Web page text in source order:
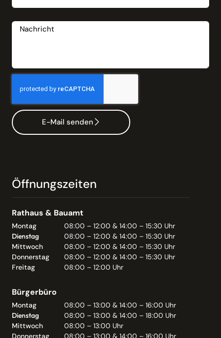
E-Mail senden
Öffnungszeiten
Rathaus & Bauamt
Montag
08:00 – 12:00 & 14:00 – 15:30 Uhr
Dienstag
08:00 – 12:00 & 14:00 – 15:30 Uhr
Mittwoch
08:00 – 12:00 & 14:00 – 15:30 Uhr
Donnerstag
08:00 – 12:00 & 14:00 – 15:30 Uhr
Freitag
08:00 – 12:00 Uhr
Bürgerbüro
Montag
08:00 – 13:00 & 14:00 – 16:00 Uhr
Dienstag
08:00 – 13:00 & 14:00 – 18:00 Uhr
Mittwoch
08:00 – 13:00 Uhr
Donnerstag
08:00 – 13:00 & 14:00 – 16:00 Uhr